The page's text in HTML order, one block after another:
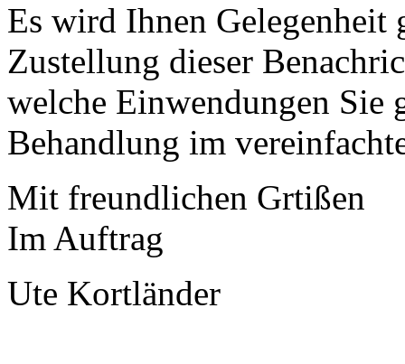
Es wird Ihnen Gelegenheit
Zustellung dieser
welche Einwendungen Sie
Behandlung im
Mit freundlichen Grtißen
Im Auftrag
Ute Kortländer